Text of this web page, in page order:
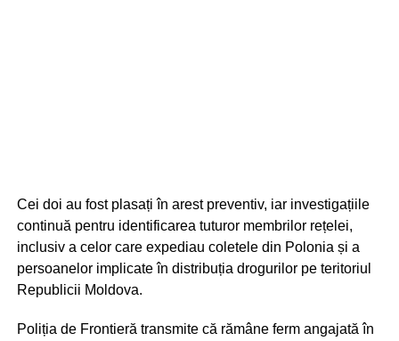
Cei doi au fost plasați în arest preventiv, iar investigațiile
continuă pentru identificarea tuturor membrilor rețelei,
inclusiv a celor care expediau coletele din Polonia și a
persoanelor implicate în distribuția drogurilor pe teritoriul
Republicii Moldova.
Poliția de Frontieră transmite că rămâne ferm angajată în